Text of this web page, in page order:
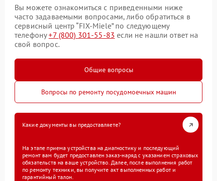
Вы можете ознакомиться с приведенными ниже
часто задаваемыми вопросами, либо обратиться в
сервисный центр “FIX-Miele” по следующему
телефону+7 (800) 301-55-83 если не нашли ответ на
свой вопрос.
Общие вопросы
Вопросы по ремонту посудомоечных машин
Какие документы вы предоставляете?
На этапе приема устройства на диагностику и последующий
ремонт вам будет предоставлен заказ-наряд с указанием страховых
обязательств на ваше устройство. Далее, после выполнения работ
по ремонту техники, вы получите акт выполненных работ и
гарантийный талон.